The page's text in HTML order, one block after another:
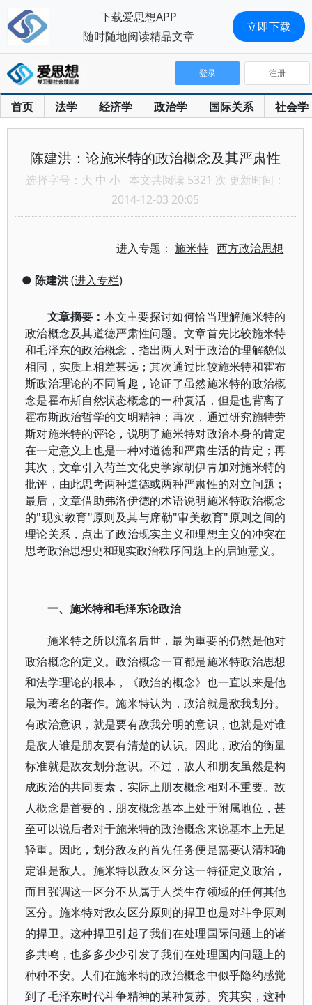
首页 法学 经济学 政治学 国际关系 社会学
登录 注册
陈建洪：论施米特的政治概念及其严肃性
选择字号： 大 中 小 本文共阅读 5321 次 更新时间：
2014-12-03 20:05
进入专题：施米特 西方政治思想
● 陈建洪(进入专栏)
文章摘要： 本文主要探讨如何恰当理解施米特的
政治概念及其道德严肃性问题。文章首先比较施米特
和毛泽东的政治概念，指出两人对于政治的理解貌似
相同，实质上相差甚远；其次通过比较施米特和霍布
斯政治理论的不同旨趣，论证了虽然施米特的政治概
念是霍布斯自然状态概念的一种复活，但是也背离了
霍布斯政治哲学的文明精神；再次，通过研究施特劳
斯对施米特的评论，说明了施米特对政治本身的肯定
在一定意义上也是一种对道德和严肃生活的肯定；再
其次，文章引入荷兰文化史学家胡伊青加对施米特的
批评，由此思考两种道德或两种严肃性的对立问题；
最后，文章借助弗洛伊德的术语说明施米特政治概念
的"现实教育"原则及其与席勒"审美教育"原则之间的
理论关系，点出了政治现实主义和理想主义的冲突在
思考政治思想史和现实政治秩序问题上的启迪意义。
一、施米特和毛泽东论政治
施米特之所以流名后世，最为重要的仍然是他对
政治概念的定义。政治概念一直都是施米特政治思想
和法学理论的根本，《政治的概念》也一直以来是他
最为著名的著作。施米特认为，政治就是敌我划分。
有政治意识，就是要有敌我分明的意识，也就是对谁
是敌人谁是朋友要有清楚的认识。因此，政治的衡量
标准就是敌友划分意识。不过，敌人和朋友虽然是构
成政治的共同要素，实际上朋友概念相对不重要。敌
人概念是首要的，朋友概念基本上处于附属地位，甚
至可以说后者对于施米特的政治概念来说基本上无足
轻重。因此，划分敌友的首先任务便是需要认清和确
定谁是敌人。施米特以敌友区分这一特征定义政治，
而且强调这一区分不从属于人类生存领域的任何其他
区分。施米特对敌友区分原则的捍卫也是对斗争原则
的捍卫。这种捍卫引起了我们在处理国际问题上的诸
多共鸣，也多多少少引发了我们在处理国内问题上的
种种不安。人们在施米特的政治概念中似乎隐约感觉
到了毛泽东时代斗争精神的某种复苏。究其实，这种
下载爱思想APP
随时随地阅读精品文章
立即下载